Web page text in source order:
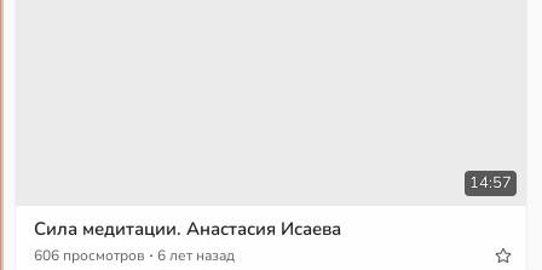
14:57
Сила медитации. Анастасия Исаева
606 просмотров · 6 лет назад